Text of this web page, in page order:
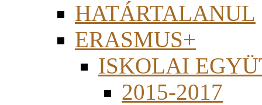
HATÁRTALANUL
ERASMUS+
ISKOLAI
2015-2017